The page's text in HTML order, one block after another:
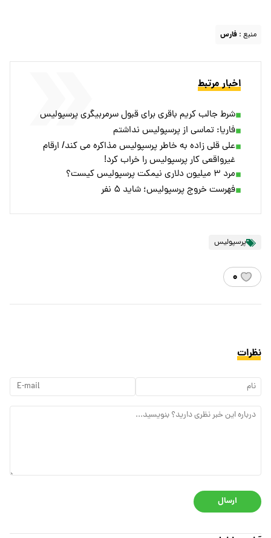
منبع : فارس
اخبار مرتبط
شرط جالب کریم باقری برای قبول سرمربیگری پرسپولیس
فاریا: تماسی از پرسپولیس نداشتم
علی قلی زاده به خاطر پرسپولیس مذاکره می کند/ ارقام
غیرواقعی کار پرسپولیس را خراب کرد!
مرد ۳ میلیون دلاری نیمکت پرسپولیس کیست؟
فهرست خروج پرسپولیس؛ شاید ۵ نفر
پرسپولیس
۰
نظرات
ارسال